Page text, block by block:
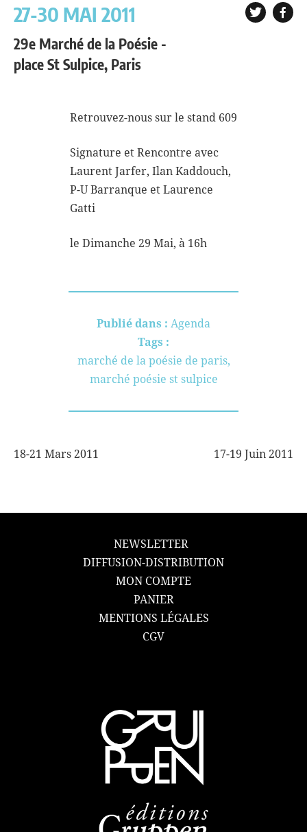
27-30 MAI 2011
29e Marché de la Poésie -
place St Sulpice, Paris
Retrouvez-nous sur le stand 609
Signature et Rencontre avec
Laurent Jarfer, Ilan Kaddouch,
P-U Barranque et Laurence
Gatti
le Dimanche 29 Mai, à 16h
Publié dans : Agenda
Tags :
marché de la poésie de paris,
marché poésie st sulpice
NAVIGATION
L’ARTICLE
18-21 Mars 2011 17-19 Juin 2011
NEWSLETTER
DIFFUSION-DISTRIBUTION
MON COMPTE
PANIER
MENTIONS LÉGALES
CGV